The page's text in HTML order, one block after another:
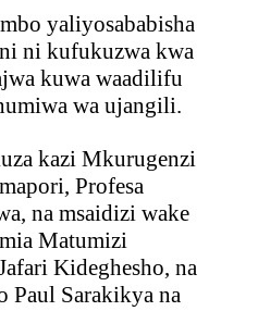
yaliyosababisha
ni kufukuzwa kwa
kuwa waadilifu
wa ujangili.
kazi Mkurugenzi
Profesa
na msaidizi wake
Matumizi
Kideghesho, na
Paul Sarakikya na